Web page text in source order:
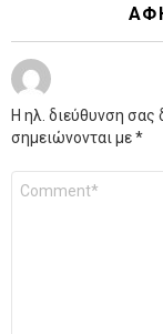
Η ηλ. διεύθυνση σας
σημειώνονται με*